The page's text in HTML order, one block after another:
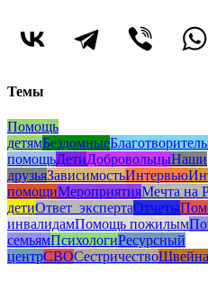
Темы
Помощь
детямБездомные
помощьДетиДобровольцыНаши
друзьяЗависимостьИнтервью
помощиМероприятияМечта на
детиОтвет_экспертаОтчеты
инвалидамПомощь пожилым
семьямПсихологиРесурсный
центрСВОСестричество